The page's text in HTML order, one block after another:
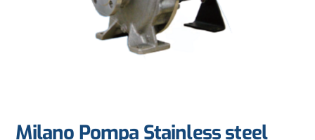
Milano Pompa Stainless steel